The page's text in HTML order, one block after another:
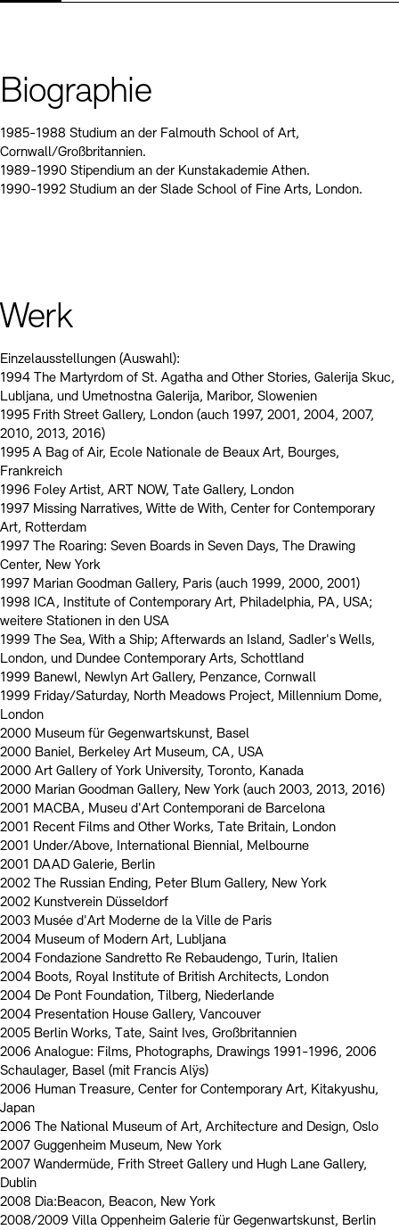
Nachhaltigkeit Kontakt
Kontakte Archivdatenbank OPAC
Biographie
1985-1988 Studium an der Falmouth School of Art,
Cornwall/Großbritannien.
1989-1990 Stipendium an der Kunstakademie Athen.
1990-1992 Studium an der Slade School of Fine Arts, London.
Werk
Einzelausstellungen (Auswahl):
1994 The Martyrdom of St. Agatha and Other Stories, Galerija Skuc,
Lubljana, und Umetnostna Galerija, Maribor, Slowenien
1995 Frith Street Gallery, London (auch 1997, 2001, 2004, 2007,
2010, 2013, 2016)
1995 A Bag of Air, Ecole Nationale de Beaux Art, Bourges,
Frankreich
1996 Foley Artist, ART NOW, Tate Gallery, London
1997 Missing Narratives, Witte de With, Center for Contemporary
Art, Rotterdam
1997 The Roaring: Seven Boards in Seven Days, The Drawing
Center, New York
1997 Marian Goodman Gallery, Paris (auch 1999, 2000, 2001)
1998 ICA, Institute of Contemporary Art, Philadelphia, PA, USA;
weitere Stationen in den USA
1999 The Sea, With a Ship; Afterwards an Island, Sadler's Wells,
London, und Dundee Contemporary Arts, Schottland
1999 Banewl, Newlyn Art Gallery, Penzance, Cornwall
1999 Friday/Saturday, North Meadows Project, Millennium Dome,
London
2000 Museum für Gegenwartskunst, Basel
2000 Baniel, Berkeley Art Museum, CA, USA
2000 Art Gallery of York University, Toronto, Kanada
2000 Marian Goodman Gallery, New York (auch 2003, 2013, 2016)
2001 MACBA, Museu d'Art Contemporani de Barcelona
2001 Recent Films and Other Works, Tate Britain, London
2001 Under/Above, International Biennial, Melbourne
2001 DAAD Galerie, Berlin
2002 The Russian Ending, Peter Blum Gallery, New York
2002 Kunstverein Düsseldorf
2003 Musée d'Art Moderne de la Ville de Paris
2004 Museum of Modern Art, Lubljana
2004 Fondazione Sandretto Re Rebaudengo, Turin, Italien
2004 Boots, Royal Institute of British Architects, London
2004 De Pont Foundation, Tilberg, Niederlande
2004 Presentation House Gallery, Vancouver
2005 Berlin Works, Tate, Saint Ives, Großbritannien
2006 Analogue: Films, Photographs, Drawings 1991-1996, 2006
Schaulager, Basel (mit Francis Alÿs)
2006 Human Treasure, Center for Contemporary Art, Kitakyushu,
Japan
2006 The National Museum of Art, Architecture and Design, Oslo
2007 Guggenheim Museum, New York
2007 Wandermüde, Frith Street Gallery und Hugh Lane Gallery,
Dublin
2008 Dia:Beacon, Beacon, New York
2008/2009 Villa Oppenheim Galerie für Gegenwartskunst, Berlin